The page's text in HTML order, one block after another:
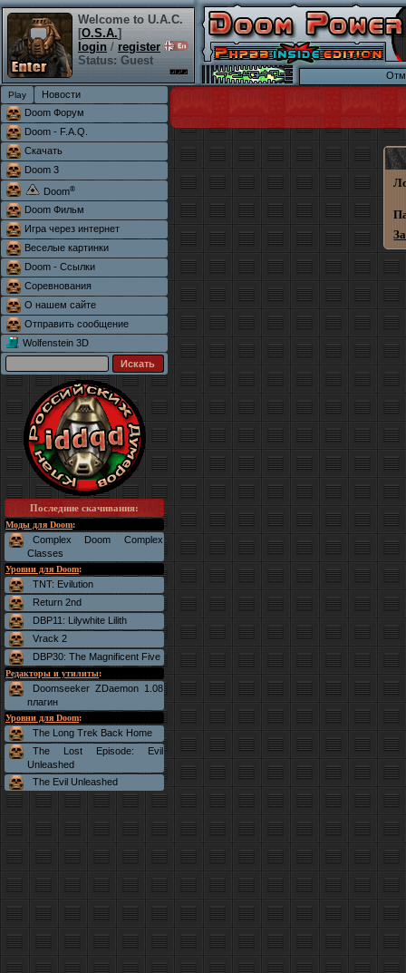
Welcome to U.A.C.
[O.S.A.]
login / register
Status: Guest
Новости
Doom Форум
Doom - F.A.Q.
Скачать
Doom 3
Doom®
Doom Фильм
Игра через интернет
Веселые картинки
Doom - Ссылки
Соревнования
О нашем сайте
Отправить сообщение
Wolfenstein 3D
Последние скачивания:
Моды для Doom:
Complex Doom Complex
Classes
Уровни для Doom:
TNT: Evilution
Return 2nd
DBP11: Lilywhite Lilith
Vrack 2
DBP30: The Magnificent Five
Редакторы и утилиты:
Doomseeker ZDaemon 1.08
плагин
Уровни для Doom:
The Long Trek Back Home
The Lost Episode: Evil
Unleashed
The Evil Unleashed